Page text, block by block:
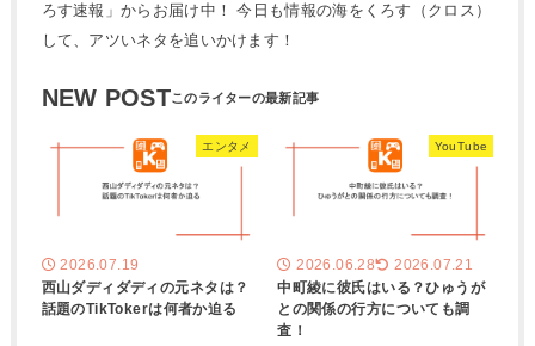
ろす速報」からお届け中！ 今日も情報の海をくろす（クロス）
して、アツいネタを追いかけます！
NEW POST
エンタメ
2026.07.19
西山ダディダディの元ネタは？
話題のTikTokerは何者か迫る
YouTube
2026.06.28 2026.07.21
中町綾に彼氏はいる？ひゅうが
との関係の行方についても調
査！